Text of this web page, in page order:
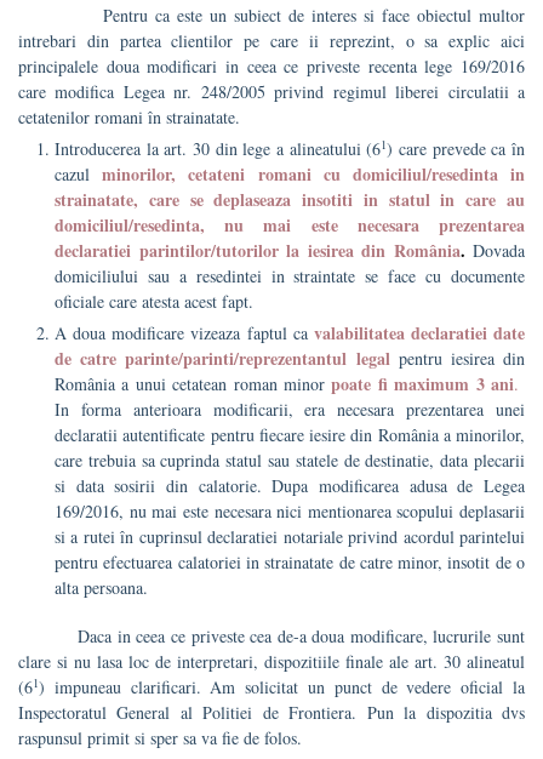
Pentru ca este un subiect de interes si face obiectul multor
intrebari din partea clientilor pe care ii reprezint, o sa explic aici
principalele doua modificari in ceea ce priveste recenta lege 169/2016
care modifica Legea nr. 248/2005 privind regimul liberei circulatii a
cetatenilor romani în strainatate.
Introducerea la art. 30 din lege a alineatului (61) care prevede ca în
cazulminorilor, cetateni romani cu domiciliul/resedinta in
strainatate, care se deplaseaza insotiti in statul in care au
domiciliul/resedinta, nu mai este necesara prezentarea
declaratiei parintilor/tutorilor la iesirea din România. Dovada
domiciliului sau a resedintei in straintate se face cu documente
oficiale care atesta acest fapt.
A doua modificare vizeaza faptul ca valabilitatea declaratiei date
de catre parinte/parinti/reprezentantul legal pentru iesirea din
România a unui cetatean roman minorpoate fi maximum 3 ani.
In forma anterioara modificarii, era necesara prezentarea unei
declaratii autentificate pentru fiecare iesire din România a minorilor,
care trebuia sa cuprinda statul sau statele de destinatie, data plecarii
si data sosirii din calatorie. Dupa modificarea adusa de Legea
169/2016, nu mai este necesara nici mentionarea scopului deplasarii
si a rutei în cuprinsul declaratiei notariale privind acordul parintelui
pentru efectuarea calatoriei in strainatate de catre minor, insotit de o
alta persoana.
Daca in ceea ce priveste cea de-a doua modificare, lucrurile sunt
clare si nu lasa loc de interpretari, dispozitiile finale ale art. 30 alineatul
(61) impuneau clarificari. Am solicitat un punct de vedere oficial la
Inspectoratul General al Politiei de Frontiera. Pun la dispozitia dvs
raspunsul primit si sper sa va fie de folos.